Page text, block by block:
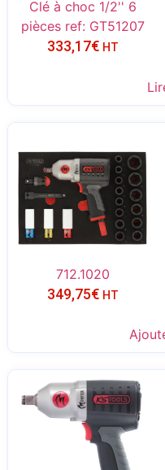
Clé à choc 1/2'' 6
pièces ref: GT51207
333,17€ HT
712.1020
349,75€ HT